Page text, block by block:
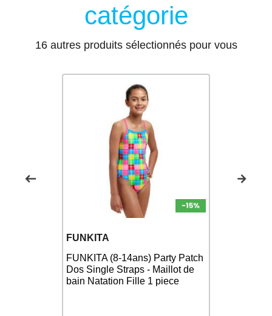
catégorie
16 autres produits sélectionnés pour vous
FUNKITA
FUNKITA (8-14ans) Party Patch
Dos Single Straps - Maillot de
bain Natation Fille 1 piece